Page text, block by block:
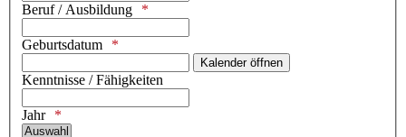
Beruf / Ausbildung
Geburtsdatum
Kalender öffnen
Kenntnisse / Fähigkeiten
Jahr